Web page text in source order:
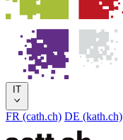
IT
FR (cath.ch) DE (kath.ch)